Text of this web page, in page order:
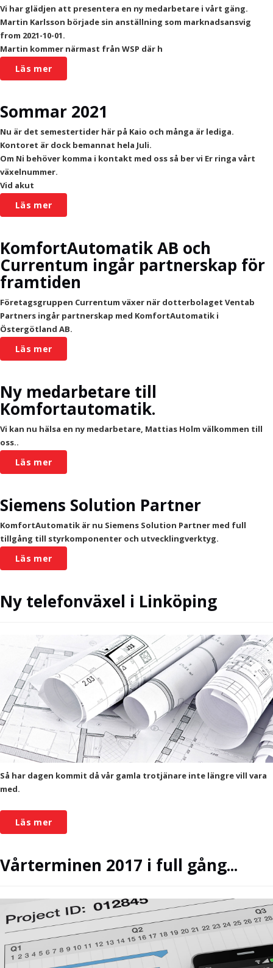
Vi har glädjen att presentera en ny medarbetare i vårt gäng.
Martin Karlsson började sin anställning som marknadsansvig
from 2021-10-01.
Martin kommer närmast från WSP där h
Läs mer
Sommar 2021
Nu är det semestertider här på Kaio och många är lediga.
Kontoret är dock bemannat hela Juli.
Om Ni behöver komma i kontakt med oss så ber vi Er ringa vårt
växelnummer.
Vid akut
Läs mer
KomfortAutomatik AB och
Currentum ingår partnerskap för
framtiden
Företagsgruppen Currentum växer när dotterbolaget Ventab
Partners ingår partnerskap med KomfortAutomatik i
Östergötland AB.
Läs mer
Ny medarbetare till
Komfortautomatik.
Vi kan nu hälsa en ny medarbetare, Mattias Holm välkommen till
oss..
Läs mer
Siemens Solution Partner
KomfortAutomatik är nu Siemens Solution Partner med full
tillgång till styrkomponenter och utvecklingverktyg.
Läs mer
Ny telefonväxel i Linköping
Så har dagen kommit då vår gamla trotjänare inte längre vill vara
med.
Läs mer
Vårterminen 2017 i full gång...